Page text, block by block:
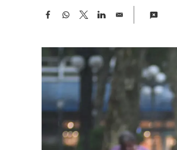
F
e
b
o
o
k
W
t
s
A
p
p
T
w
t
t
e
L
k
e
I
n
E
i